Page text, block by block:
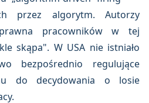
przez algorytm. Autorzy
pracowników w tej
skąpa". W USA nie istniało
bezpośrednio regulujące
do decydowania o losie